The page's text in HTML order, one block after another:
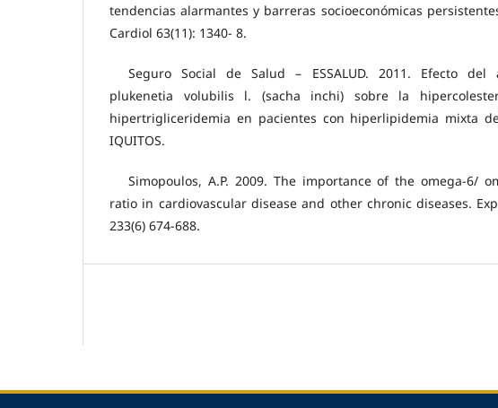
tendencias alarmantes y barreras socioeconómicas
Cardiol 63(11): 1340- 8.
Seguro Social de Salud – ESSALUD. 2011. Efecto del
plukenetia volubilis l. (sacha inchi) sobre la
hipertrigliceridemia en pacientes con hiperlipidemia mixta
IQUITOS.
Simopoulos, A.P. 2009. The importance of the omega-6/
ratio in cardiovascular disease and other chronic diseases.
233(6) 674-688.